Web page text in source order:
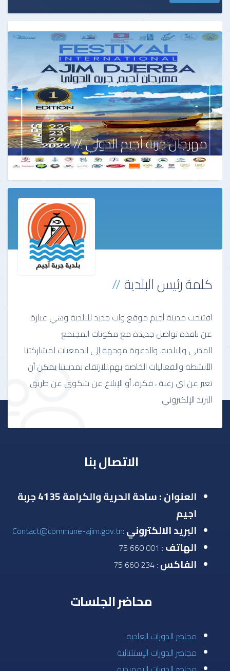
مهرجان جربة أجيم الدولي
كلمة رئيس البلدية
افتتحت مدينة أجيم موقع واب جديد للبلدية وهي عبارة
عن نافذة تواصل جديدة مع مكونات المجتمع
المدني والبلدية. والدعوة موجهة إلى الجمعيات لمشاركتنا
الأنشطة والفعاليات الخاصة بهم.للارتقاء بمدينتنا يمكن أن
تعبر عن اي رغبة ، فكرة، أو الإبلاغ عن شكوى عن طريق
البريد الإلكتروني
الاتصال بنا
العنوان : ساحة الحرية والكرامة 4135 جربة
اجيم
البريد الالكتروني :
Contact@commune-ajim.gov.tn
الهاتف : 001 660 75
الفاكس : 234 660 75
محاضر الجلسات
مجاضر الدورات العادية
مجاضر الدورات الإستثنائية